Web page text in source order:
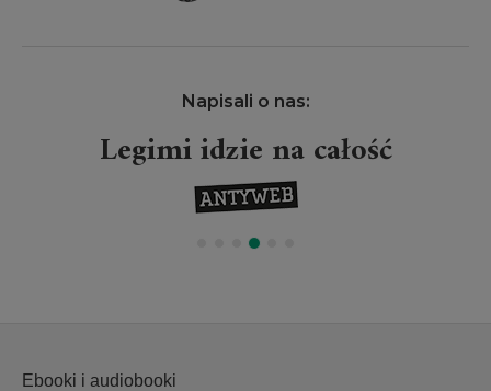
Napisali o nas:
Legimi idzie na całość
Ebooki i audiobooki